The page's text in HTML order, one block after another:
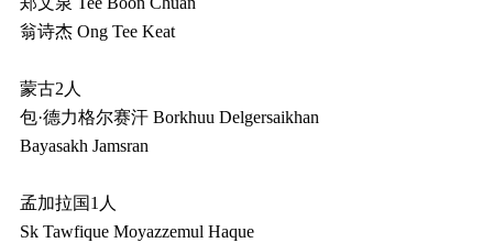
翁诗杰 Ong Tee Keat
蒙古2人
包·德力格尔赛汗 Borkhuu Delgersaikhan
Bayasakh Jamsran
孟加拉国1人
Sk Tawfique Moyazzemul Haque